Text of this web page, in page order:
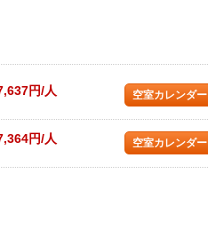
円/人 空室カレンダー
円/人 空室カレンダー